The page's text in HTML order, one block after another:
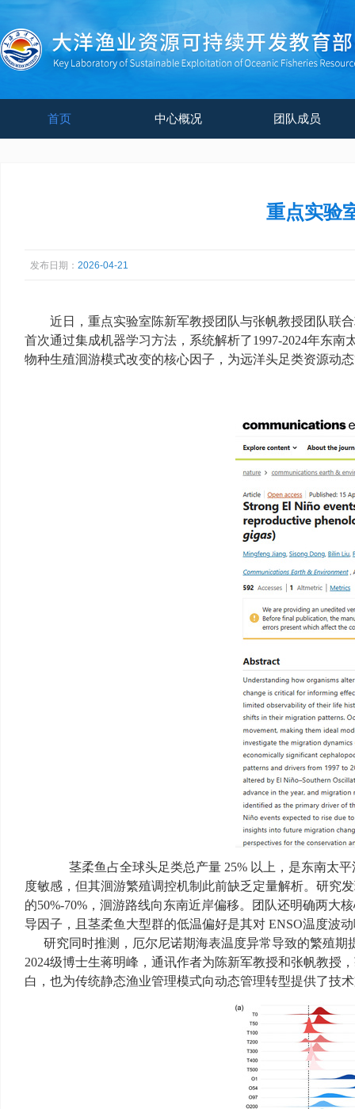
首页 中心概况 团队成员
重点实验
发布日期： 2026-04-21
近日，重点实验室陈新军教授团队与张帆教授团队联合
首次通过集成机器学习方法，系统解析了1997-2024年东
物种生殖洄游模式改变的核心因子，为远洋头足类资源动
茎柔鱼占全球头足类总产量 25% 以上，是东南太平
度敏感，但其洄游繁殖调控机制此前缺乏定量解析。研究
的50%-70%，洄游路线向东南近岸偏移。团队还明确两大
导因子，且茎柔鱼大型群的低温偏好是其对 ENSO温度波
研究同时推测，厄尔尼诺期海表温度异常导致的繁殖期
2024级博士生蒋明峰，通讯作者为陈新军教授和张帆教授
白，也为传统静态渔业管理模式向动态管理转型提供了技